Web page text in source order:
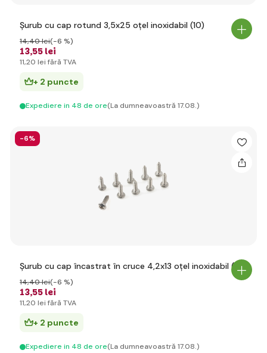
Șurub cu cap rotund 3,5x25 oțel inoxidabil (10)
13,55 lei
14,40 lei(-6 %)
11,20 lei fără TVA
+ 2 puncte
Expediere in 48 de ore(La dumneavoastră 17.08.)
-6%
Șurub cu cap încastrat în cruce 4,2x13 oțel inoxidabil (10)
13,55 lei
14,40 lei(-6 %)
11,20 lei fără TVA
+ 2 puncte
Expediere in 48 de ore(La dumneavoastră 17.08.)